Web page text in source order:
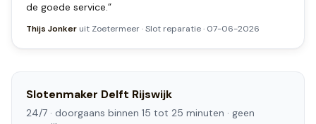
de goede service.”
Thijs Jonker uit Zoetermeer·Slot reparatie· 07-06-2026
Slotenmaker Delft Rijswijk
24/7 · doorgaans binnen 15 tot 25 minuten · geen